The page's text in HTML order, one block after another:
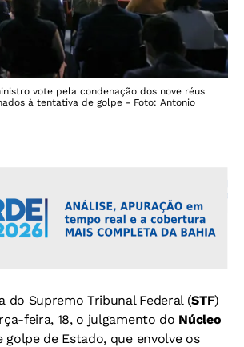
vote pela condenação dos nove réus
à tentativa de golpe - Foto: Antonio
do Supremo Tribunal Federal (STF)
feira, 18, o julgamento do Núcleo
de Estado, que envolve os